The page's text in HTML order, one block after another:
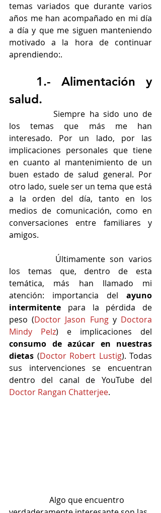
temas variados que durante varios
años me han acompañado en mi día
a día y que me siguen manteniendo
motivado a la hora de continuar
aprendiendo:.
salud.
		Siempre ha sido uno de
los temas que más me han
interesado. Por un lado, por las
implicaciones personales que tiene
en cuanto al mantenimiento de un
buen estado de salud general. Por
otro lado, suele ser un tema que está
a la orden del día, tanto en los
medios de comunicación, como en
conversaciones entre familiares y
amigos.
los temas que, dentro de esta
temática, más han llamado mi
atención: importancia del ayuno
intermitente para la pérdida de
peso (Doctor Jason Fung y Doctora
Mindy Pelz
consumo de azúcar en nuestras
dietas (Doctor Robert Lustig). Todas
sus intervenciones se encuentran
Doctor Rangan Chatterjee.